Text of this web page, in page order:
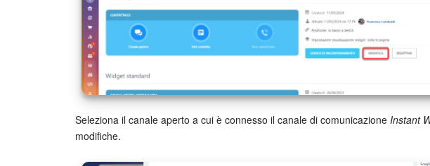
Seleziona il canale aperto a cui è connesso il canale di comunicazione Instant
modifiche.